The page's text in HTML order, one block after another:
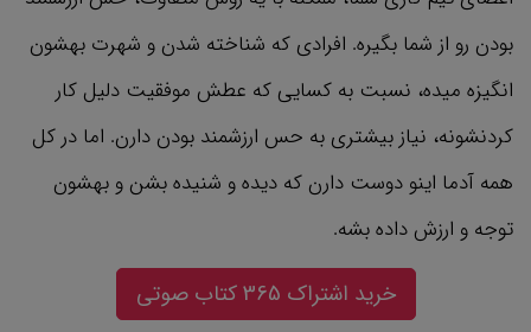
بودن رو از شما بگیره. افرادی که شناخته شدن و شهرت بهشون
انگیزه میده، نسبت به کسایی که عطش موفقیت دلیل کار
کردنشونه، نیاز بیشتری به حس ارزشمند بودن دارن. اما در کل
همه آدما اینو دوست دارن که دیده و شنیده بشن و بهشون
توجه و ارزش داده بشه.
خب حالا برسیم به اینکه، چجوری اینکارو باید انجام بدیم؟
ارزش‌گذاری بعضی وقتا، میتونه به سادگی گفتن جمله "کارت
خرید اشتراک 365 کتاب صوتی